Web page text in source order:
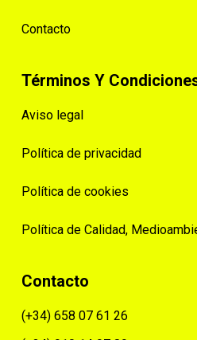
Contacto
Términos Y
Aviso legal
Política de privacidad
Política de cookies
Política de Calidad,
Contacto
(+34) 658 07 61 26